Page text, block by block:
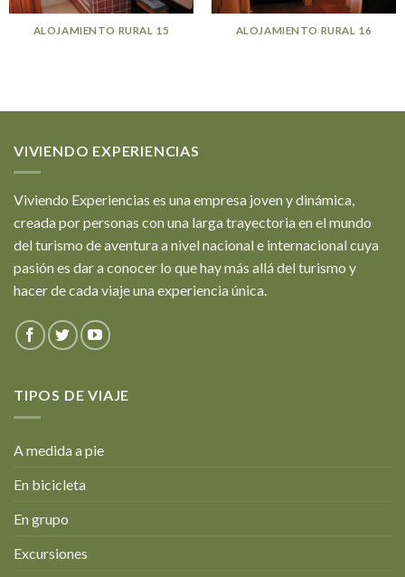
ALOJAMIENTO RURAL 15 ALOJAMIENTO RURAL 16
VIVIENDO EXPERIENCIAS
Viviendo Experiencias es una empresa joven y dinámica,
creada por personas con una larga trayectoria en el mundo
del turismo de aventura a nivel nacional e internacional cuya
pasión es dar a conocer lo que hay más allá del turismo y
hacer de cada viaje una experiencia única.
TIPOS DE VIAJE
A medida a pie
En bicicleta
En grupo
Excursiones